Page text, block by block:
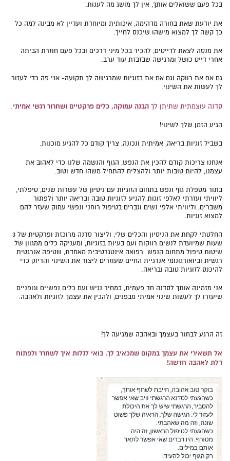
בכל פעם ששואלים אותך, אין לך מושג מה לענות.
את יודעת שאת בחורה מדהימה, איכותית ומיוחדת ועדיין לא מבינה למה כל
כך קשה לך למצוא מישהו שיכנס לחייך.
את מנסה לצאת לדייטים, להכיר בכל מיני דרכים ובכל פעם חוזרת הביתה
אחרי דייט כושל ומרגישה שבזבזת עוד ערב.
גם אם את רווקה וגם אם את בזוגיות שמרגישה לך תקועה- אני פה כדי לעזור
לך לעשות את השינוי.
סדנה עוצמתית שתיתן לך הבנה עמוקה, כלים פרקטיים ושחרור רגשי אמיתי.
הגיע הזמן שלך לשינוי!
בשביל זוגיות בריאה, אמיתית ונכונה, צריך קודם כל להגיע מוכנות.
אנחנו צריכות קודם להכין את הנפש, הגוף והנשמה שלנו כדי לאהוב את
עצמנו, להיות טובות יותר ולהצליח להתחיל משהו חדש וטוב.
בתור מטפלת גוף ונפש בתחום הזוגיות עם ניסיון של עשרות שנים, טיפלתי,
ליוויתי ועזרתי לאלפי זוגות להגיע לזוגיות טובה ובריאה יותר ולפתור
משברים, וליוויתי אלפי נשים וגברים בטיפול רוחני ונפשי עמוק שעזר להם
למצוא זוגיות.
החלטתי לקחת את הניסיון והכלים שלי, וליצור סדנה מרוכזת ופרקטית של 3
שעות שמיועדת לנשים רווקות ועם בעיות בזוגיות, ומעניקה כלים ממגוון של
שיטות טיפול מתחום הנפש רפואה אינטגרטיבית מאחדת, שטיפה אנרגטית
רגשית וביואורגונומי אנרגיית החיים שעוזרים ליצור את השינוי והדיוק כדי
להיכנס לזוגיות טובה ובריאה.
אני מזמינה אותך לסדנה חד פעמית, במחיר נגיש ועם כלים נפשיים וגופניים
שיעזרו לך לעשות שינוי אמיתי מבפנים, ולהכין את עצמך לזוגיות ולאהבה.
זה הרגע לבחור בעצמך ובאהבה שמגיעה לך!
אל תשאירי את עצמך במקום שמכאיב לך. בואי לגלות איך לשחרר ולפתוח
דלת לאהבה חדשה!